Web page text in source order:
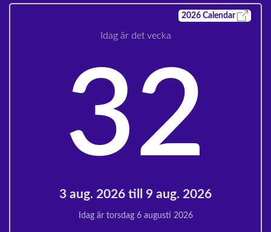
2026 Calendar
Idag är det vecka
32
3 aug. 2026 till 9 aug. 2026
Idag är torsdag 6 augusti 2026